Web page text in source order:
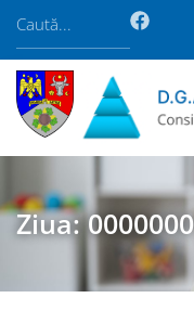
Ziua: